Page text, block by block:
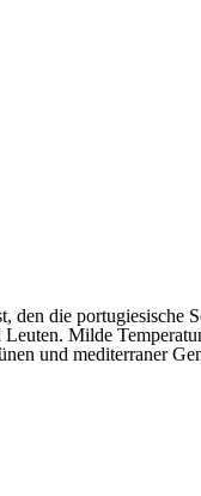
die portugiesische
Milde
und mediterraner